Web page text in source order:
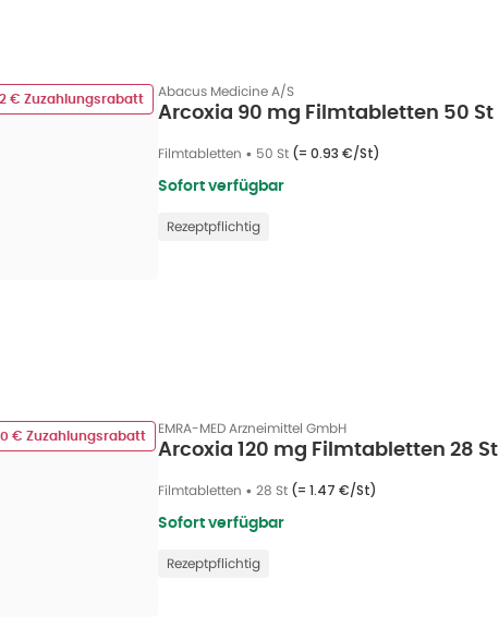
€ Zuzahlungsrabatt Abacus Medicine A/S
Arcoxia 90 mg Filmtabletten 50 St
Filmtabletten • 50 St (= 0.93 €/St)
Sofort verfügbar
Rezeptpflichtig
€ Zuzahlungsrabatt EMRA-MED Arzneimittel GmbH
Arcoxia 120 mg Filmtabletten 28 St
Filmtabletten • 28 St (= 1.47 €/St)
Sofort verfügbar
Rezeptpflichtig